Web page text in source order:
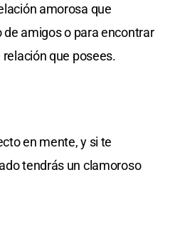
amorosa que
amigos o para encontrar
que posees.
en mente, y si te
tendrás un clamoroso